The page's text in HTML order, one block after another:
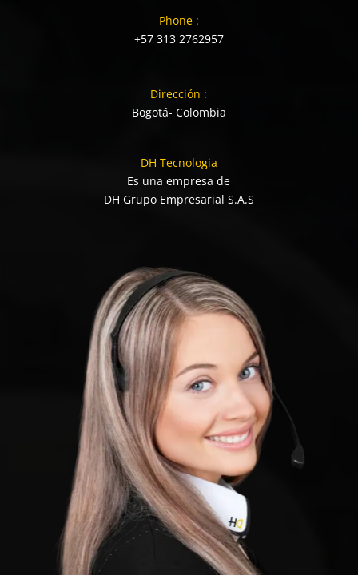
Phone :
+57 313 2762957
Dirección :
Bogotá- Colombia
DH Tecnologia
Es una empresa de
DH Grupo Empresarial S.A.S